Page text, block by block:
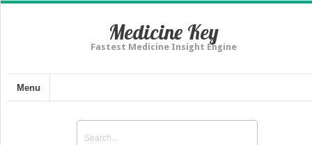
Medicine Key
Fastest Medicine Insight Engine
Menu